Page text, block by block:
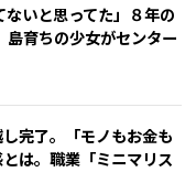
いと思ってた」８年の
育ちの少女がセンター
完了。「モノもお金も
は。職業「ミニマリス